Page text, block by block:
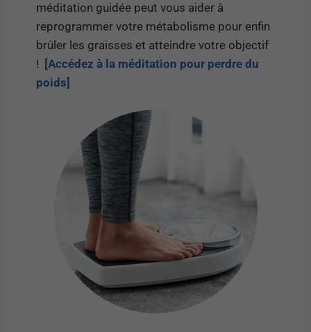
méditation guidée peut vous aider à
reprogrammer votre métabolisme pour enfin
brûler les graisses et atteindre votre objectif
! [Accédez à la méditation pour perdre du
poids]